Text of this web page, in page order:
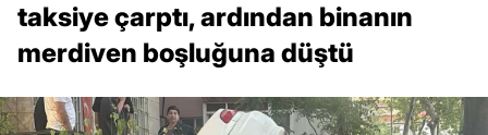
taksiye çarptı, ardından binanın
merdiven boşluğuna düştü